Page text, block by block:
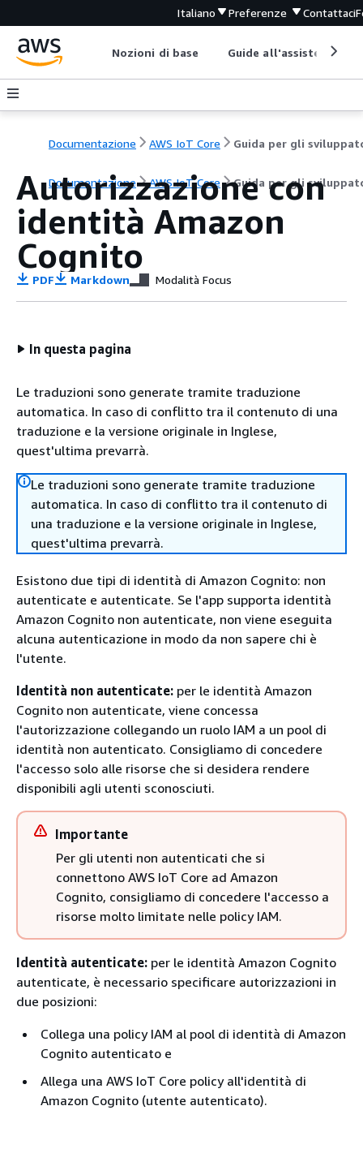
Italiano Preferenze Contattaci
Nozioni di base Guide all'assistenza
Documentazione AWS IoT Core Guida per gli
Documentazione AWS IoT Core Guida per gli
Autorizzazione con
identità Amazon
Cognito
PDF Markdown Modalità Focus
In questa pagina
Le traduzioni sono generate tramite traduzione
automatica. In caso di conflitto tra il contenuto di una
traduzione e la versione originale in Inglese,
quest'ultima prevarrà.
Le traduzioni sono generate tramite traduzione
automatica. In caso di conflitto tra il contenuto di
una traduzione e la versione originale in Inglese,
quest'ultima prevarrà.
Esistono due tipi di identità di Amazon Cognito: non
autenticate e autenticate. Se l'app supporta identità
Amazon Cognito non autenticate, non viene eseguita
alcuna autenticazione in modo da non sapere chi è
l'utente.
Identità non autenticate: per le identità Amazon
Cognito non autenticate, viene concessa
l'autorizzazione collegando un ruolo IAM a un pool di
identità non autenticato. Consigliamo di concedere
l'accesso solo alle risorse che si desidera rendere
disponibili agli utenti sconosciuti.
Importante
Per gli utenti non autenticati che si
connettono AWS IoT Core ad Amazon
Cognito, consigliamo di concedere l'accesso a
risorse molto limitate nelle policy IAM.
Identità autenticate: per le identità Amazon Cognito
autenticate, è necessario specificare autorizzazioni in
due posizioni:
Collega una policy IAM al pool di identità di Amazon
Cognito autenticato e
Allega una AWS IoT Core policy all'identità di
Amazon Cognito (utente autenticato).